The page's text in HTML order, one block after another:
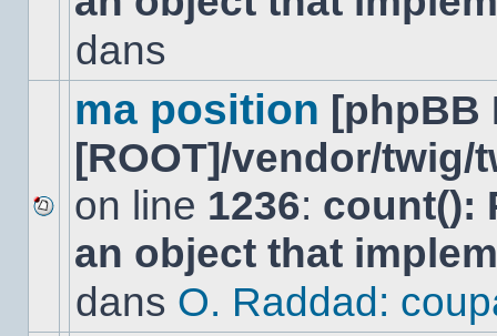
non-
dansdans
Aucun
nouveau
message
ma position [phpBB
[ROOT]/vendor/
on line 1236: count():
an object that
dans O. Raddad: